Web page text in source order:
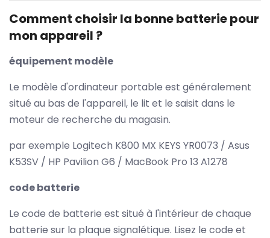
Comment choisir la bonne batterie pour
mon appareil ?
équipement modèle
Le modèle d'ordinateur portable est généralement
situé au bas de l'appareil, le lit et le saisit dans le
moteur de recherche du magasin.
par exemple Logitech K800 MX KEYS YR0073 / Asus
K53SV / HP Pavilion G6 / MacBook Pro 13 A1278
code batterie
Le code de batterie est situé à l'intérieur de chaque
batterie sur la plaque signalétique. Lisez le code et